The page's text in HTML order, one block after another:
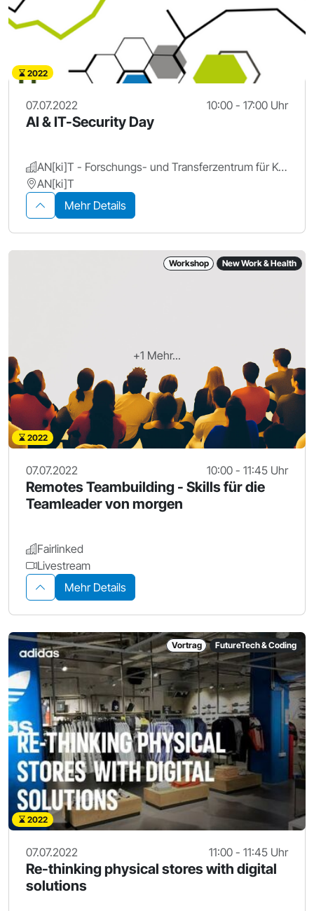
2022
07.07.2022 10:00 - 17:00 Uhr
AI & IT-Security Day
AN[ki]T - Forschungs- und Transferzentrum für Künstliche Intelligenz, Hochschule Ansbach
AN[ki]T
Mehr Details
+1 Mehr...
Workshop New Work & Health
2022
07.07.2022 10:00 - 11:45 Uhr
Remotes Teambuilding - Skills für die
Teamleader von morgen
Fairlinked
Livestream
Mehr Details
Vortrag FutureTech & Coding
2022
07.07.2022 11:00 - 11:45 Uhr
Re-thinking physical stores with digital
solutions